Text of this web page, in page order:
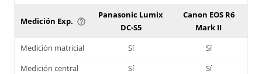
Medición Exp. help_outline
Panasonic Lumix
DC-S5
Canon EOS R6
Mark II
Medición matricial
Sí
Sí
Medición central
Sí
Sí